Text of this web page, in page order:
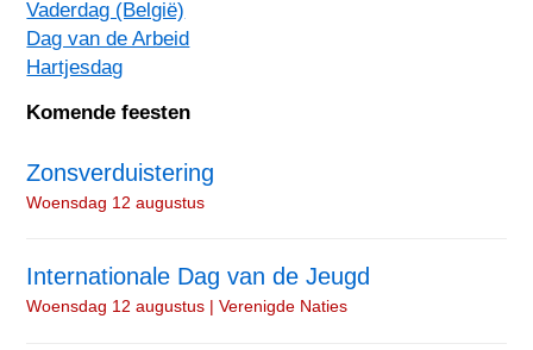
Vaderdag (België)
Dag van de Arbeid
Hartjesdag
Komende feesten
Zonsverduistering
Woensdag 12 augustus
Internationale Dag van de Jeugd
Woensdag 12 augustus | Verenigde Naties